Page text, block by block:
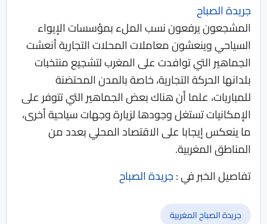
جريدة الصباح
المشجعون يرفعون نسب الملء بمؤسسات الإيواء
السياحي وينعشون معاملات المحلات التجارية أنعشت
الجماهير التي توافدت على المغرب لتشجيع منتخبات
بلدانها الحركة التجارية، خاصة بالمدن المحتضنة
للمباريات، علما أن هناك بعض الجماهير التي تتوفر على
الإمكانيات تستغل وجودها لزيارة وجهات سياحية أخرى،
ما ينعكس إيجابا على الاقتصاد المحلي بعدد من
المناطق المغربية.
تفاصيل الخبر في :جريدة الصباح
جريدة الصباح المغربية